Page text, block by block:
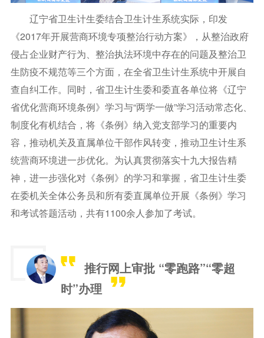
辽宁省卫生计生委结合卫生计生系统实际，印发
《2017年开展营商环境专项整治行动方案》，从整治政府
侵占企业财产行为、整治执法环境中存在的问题及整治卫
生防疫不规范等三个方面，在全省卫生计生系统中开展自
查自纠工作。同时，省卫生计生委和委直各单位将《辽宁
省优化营商环境条例》学习与“两学一做”学习活动常态化、
制度化有机结合，将《条例》纳入党支部学习的重要内
容，推动机关及直属单位干部作风转变，推动卫生计生系
统营商环境进一步优化。为认真贯彻落实十九大报告精
神，进一步强化对《条例》的学习和掌握，省卫生计生委
在委机关全体公务员和所有委直属单位开展《条例》学习
和考试答题活动，共有1100余人参加了考试。
推行网上审批 “零跑路”“零超
时”办理